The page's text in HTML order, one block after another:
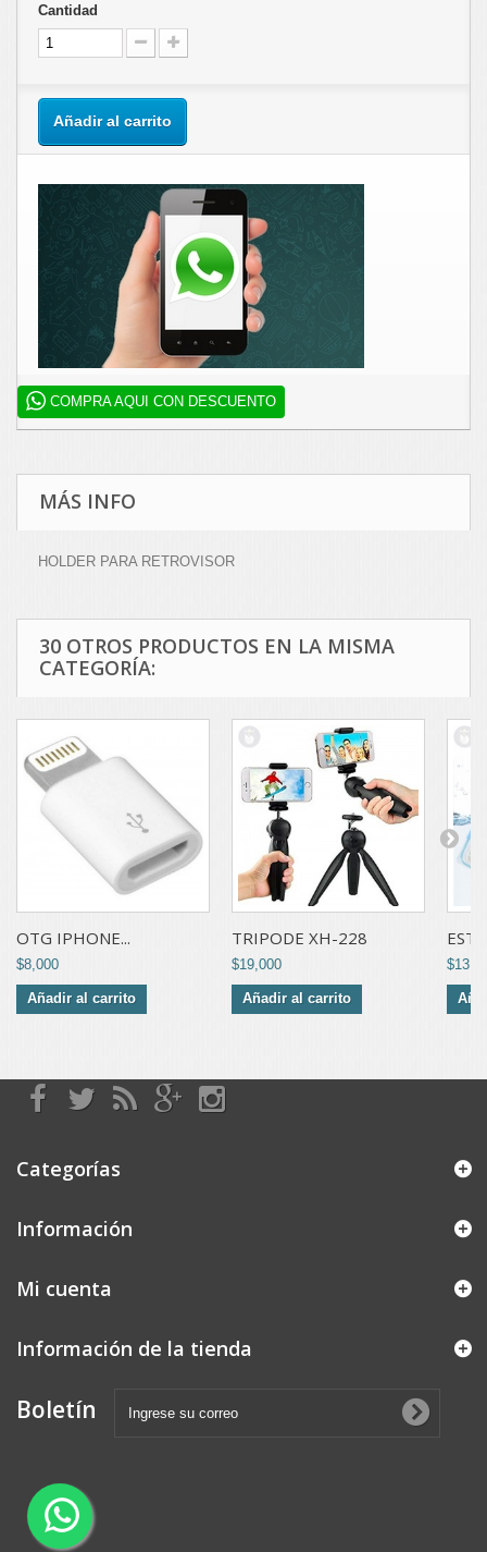
Cantidad
Añadir al carrito
COMPRA AQUI CON DESCUENTO
MÁS INFO
HOLDER PARA RETROVISOR
30 OTROS PRODUCTOS EN LA MISMA
CATEGORÍA:
OTG IPHONE...
$8,000
Añadir al carrito
TRIPODE XH-228
$19,000
Añadir al carrito
Categorías
Información
Mi cuenta
Información de la tienda
Boletín